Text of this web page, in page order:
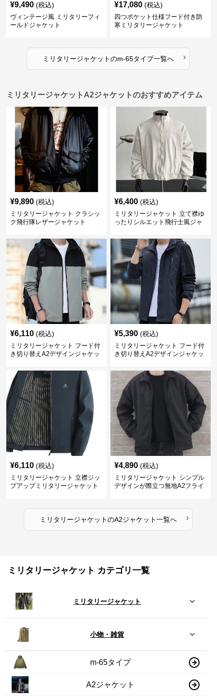
¥9,490 (税込)
ヴィンテージ風 ミリタリーフィ
ールドジャケット
¥17,080 (税込)
四つポケット仕様フード付き防
寒ミリタリージャケット
ミリタリージャケットのm-65タイプ一覧へ ›
ミリタリージャケットA2ジャケットのおすすめアイテム
¥9,890 (税込)
ミリタリージャケット クラシッ
ク飛行隊レザージャケット
¥6,400 (税込)
ミリタリージャケット 立て襟ゆ
ったりシルエット飛行士風ジャ
¥6,110 (税込)
ミリタリージャケット フード付
き切り替えA2デザインジャケッ
¥5,390 (税込)
ミリタリージャケット フード付
き切り替えA2デザインジャケッ
¥6,110 (税込)
ミリタリージャケット 立襟ジッ
プアップミリタリージャケット
¥4,890 (税込)
ミリタリージャケット シンプル
デザインが際立つ無地A2フライ
ミリタリージャケットのA2ジャケット一覧へ ›
ミリタリージャケット カテゴリ一覧
ミリタリージャケット
小物・雑貨
m-65タイプ
A2ジャケット